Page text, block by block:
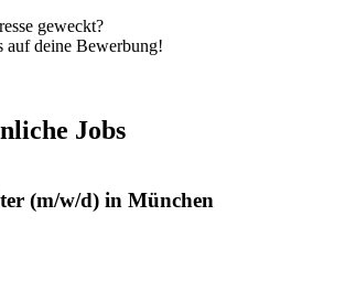
geweckt?
auf deine Bewerbung!
Jobs
(m/w/d) in München